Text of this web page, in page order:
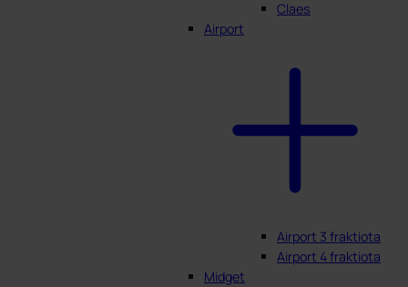
Claes
Airport
Airport 3 fraktiota
Airport 4 fraktiota
Midget